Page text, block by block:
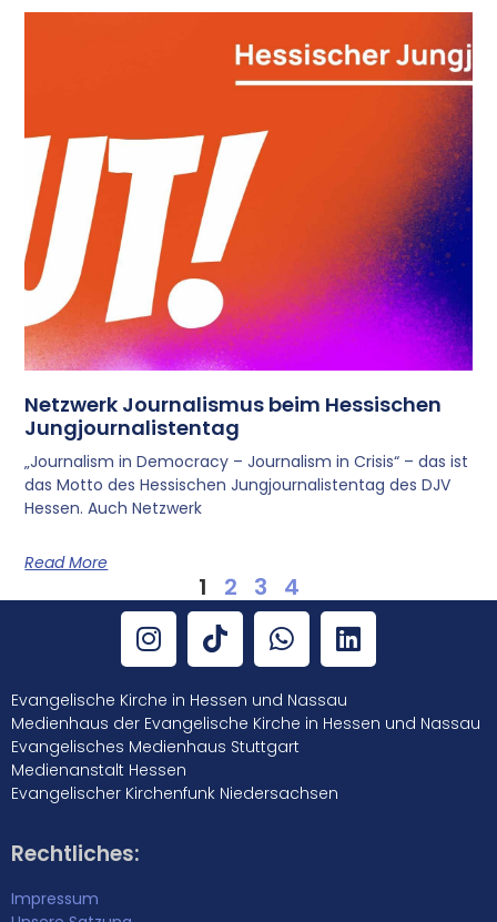
Netzwerk Journalismus beim Hessischen
Jungjournalistentag
„Journalism in Democracy – Journalism in Crisis“ – das ist
das Motto des Hessischen Jungjournalistentag des DJV
Hessen. Auch Netzwerk
Read More
1 2 3 4
Evangelische Kirche in Hessen und Nassau
Medienhaus der Evangelische Kirche in Hessen und Nassau
Evangelisches Medienhaus Stuttgart
Medienanstalt Hessen
Evangelischer Kirchenfunk Niedersachsen
Rechtliches:
Impressum